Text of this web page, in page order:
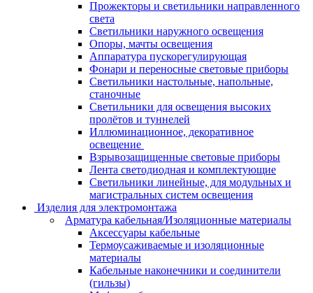
Прожекторы и светильники направленного
света
Светильники наружного освещения
Опоры, мачты освещения
Аппаратура пускорегулирующая
Фонари и переносные световые приборы
Светильники настольные, напольные,
станочные
Светильники для освещения высоких
пролётов и туннелей
Иллюминационное, декоративное
освещение
Взрывозащищенные световые приборы
Лента светодиодная и комплектующие
Светильники линейные, для модульных и
магистральных систем освещения
Изделия для электромонтажа
Арматура кабельная/Изоляционные материалы
Аксессуары кабельные
Термоусаживаемые и изоляционные
материалы
Кабельные наконечники и соединители
(гильзы)